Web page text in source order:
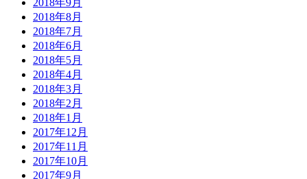
2018年8月
2018年7月
2018年6月
2018年5月
2018年4月
2018年3月
2018年2月
2018年1月
2017年12月
2017年11月
2017年10月
2017年9月